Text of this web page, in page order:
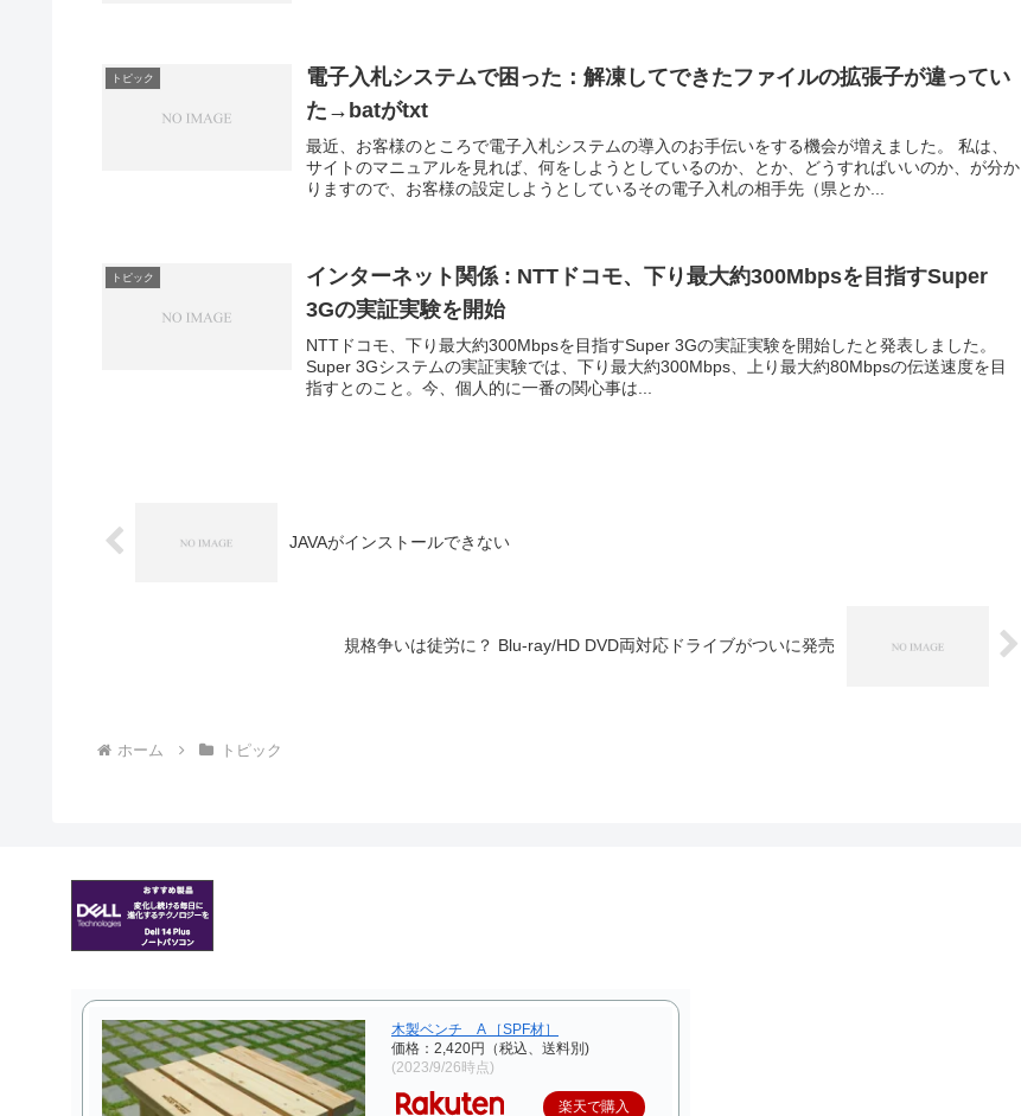
トピック
電子入札システムで困った：解凍してできたファイルの拡張子が違ってい
た→batがtxt
最近、お客様のところで電子入札システムの導入のお手伝いをする機会が増えました。 私は、
サイトのマニュアルを見れば、何をしようとしているのか、とか、どうすればいいのか、が分か
りますので、お客様の設定しようとしているその電子入札の相手先（県とか...
トピック
インターネット関係 : NTTドコモ、下り最大約300Mbpsを目指すSuper
3Gの実証実験を開始
NTTドコモ、下り最大約300Mbpsを目指すSuper 3Gの実証実験を開始したと発表しました。
Super 3Gシステムの実証実験では、下り最大約300Mbps、上り最大約80Mbpsの伝送速度を目
指すとのこと。今、個人的に一番の関心事は...
JAVAがインストールできない
規格争いは徒労に？ Blu-ray/HD DVD両対応ドライブがついに発売
ホーム トピック
木製ベンチ A ［SPF材］
価格：2,420円（税込、送料別)
(2023/9/26時点)
楽天で購入